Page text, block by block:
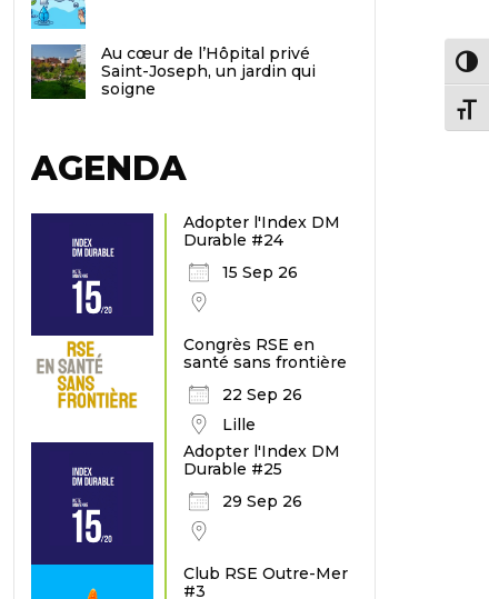
Au cœur de l’Hôpital privé
Saint-Joseph, un jardin qui
soigne
AGENDA
Adopter l'Index DM
Durable #24
15 Sep 26
Congrès RSE en
santé sans frontière
22 Sep 26
Lille
Adopter l'Index DM
Durable #25
29 Sep 26
Club RSE Outre-Mer
#3